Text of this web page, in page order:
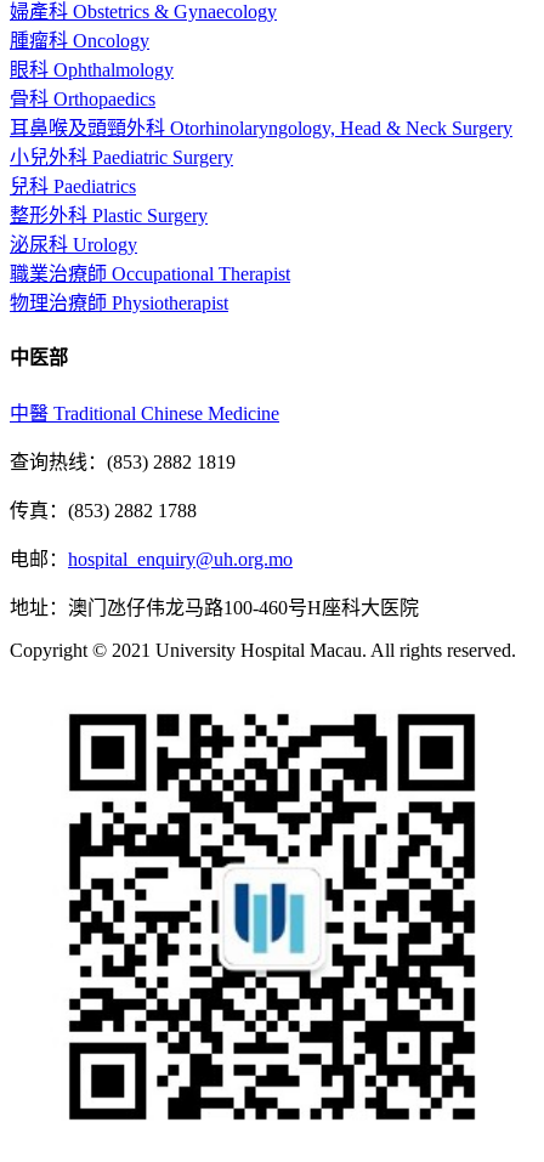
婦產科 Obstetrics & Gynaecology
腫瘤科 Oncology
眼科 Ophthalmology
骨科 Orthopaedics
耳鼻喉及頭頸外科 Otorhinolaryngology, Head & Neck Surgery
小兒外科 Paediatric Surgery
兒科 Paediatrics
整形外科 Plastic Surgery
泌尿科 Urology
職業治療師 Occupational Therapist
物理治療師 Physiotherapist
中医部
中醫 Traditional Chinese Medicine
查询热线：(853) 2882 1819
传真：(853) 2882 1788
电邮： hospital_enquiry@uh.org.mo
地址：澳门氹仔伟龙马路100-460号H座科大医院
Copyright © 2021 University Hospital Macau. All rights reserved.